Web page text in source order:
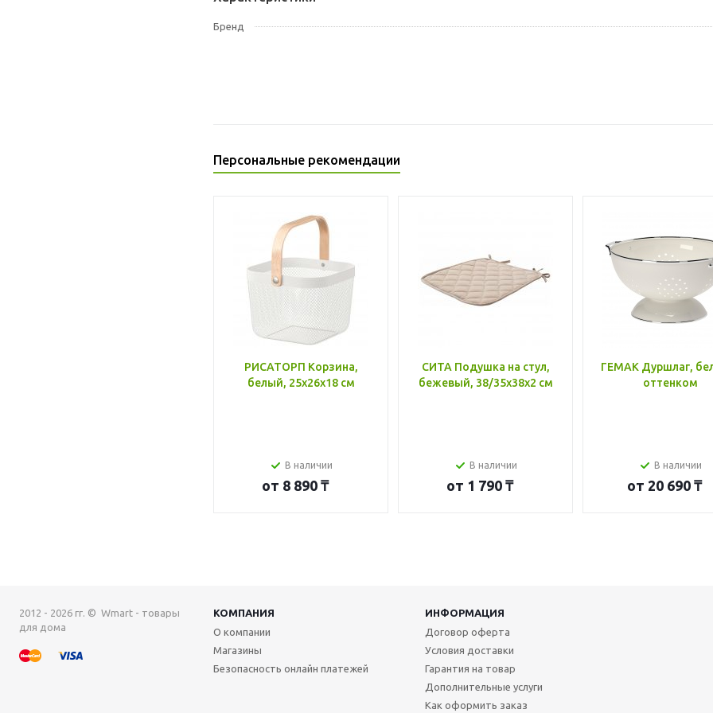
Бренд
Персональные рекомендации
РИСАТОРП Корзина,
белый, 25x26x18 см
В наличии
от 8 890 ₸
СИТА Подушка на стул,
бежевый, 38/35x38x2 см
В наличии
от 1 790 ₸
ГЕМАК Дуршлаг,
оттенком
В наличии
от 20 690 ₸
2012 - 2026 гг. © Wmart - товары
для дома
КОМПАНИЯ
ИНФОРМАЦИЯ
О компании
Магазины
Безопасность онлайн платежей
Договор оферта
Условия доставки
Гарантия на товар
Дополнительные услуги
Как оформить заказ